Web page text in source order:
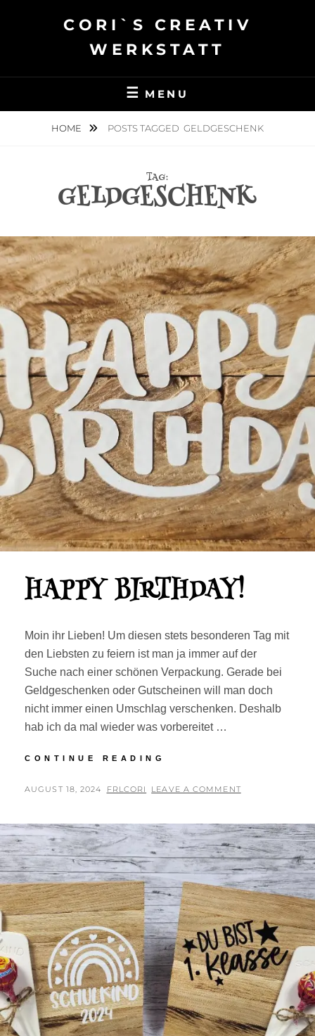
CORI`S CREATIV
WERKSTATT
MENU
HOME POSTS TAGGED GELDGESCHENK
TAG:
GELDGESCHENK
HAPPY BIRTHDAY!
Moin ihr Lieben! Um diesen stets besonderen Tag mit
den Liebsten zu feiern ist man ja immer auf der
Suche nach einer schönen Verpackung. Gerade bei
Geldgeschenken oder Gutscheinen will man doch
nicht immer einen Umschlag verschenken. Deshalb
hab ich da mal wieder was vorbereitet …
CONTINUE READING
POSTED
AUGUST 18, 2024 BY
FRLCORI LEAVE A COMMENT